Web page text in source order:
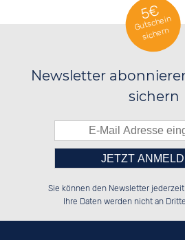
5€
Gutschein
sichern
Newsletter
sichern
░░░░██░░██░░░░░░██░░░░░░██░░░░░░
░░████░░██████░░██████░░██████░░
░░░░██░░░░░░██░░██░░██░░░░░░██░░
Bitte
das
Sie können den Newsletter
Ihre Daten werden nicht an